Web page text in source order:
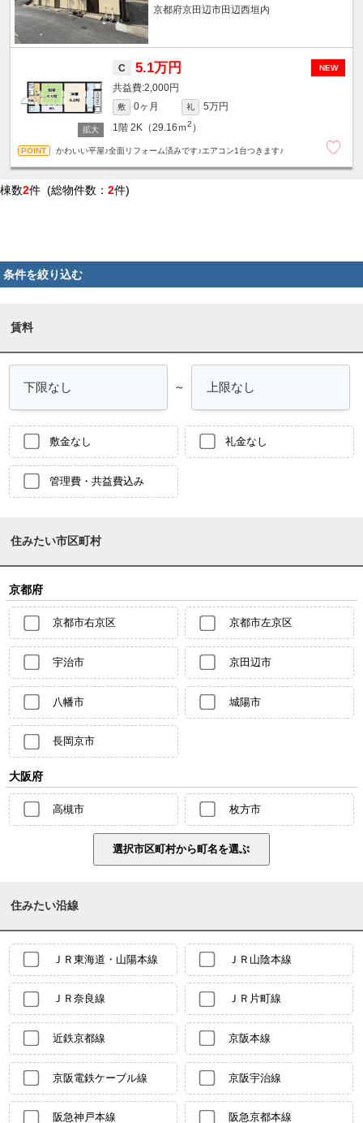
京都府京田辺市田辺西垣内
NEW
C 5.1万円
2,000円
敷 0ヶ月 礼
5万円
1階 2K（29.16ｍ2 ）
かわいい平屋♪全面リフォーム済みです♪エアコン1台つきます♪
棟数2件 (総物件数： 2件)
条件を絞り込む
賃料
～
敷金なし 礼金なし
管理費・共益費込み
住みたい市区町村
京都府
京都市右京区 京都市左京区
宇治市 京田辺市
八幡市 城陽市
長岡京市
大阪府
高槻市 枚方市
住みたい沿線
ＪＲ東海道・山陽本線 ＪＲ山陰本線
ＪＲ奈良線 ＪＲ片町線
近鉄京都線 京阪本線
京阪電鉄ケーブル線 京阪宇治線
阪急神戸本線 阪急京都本線